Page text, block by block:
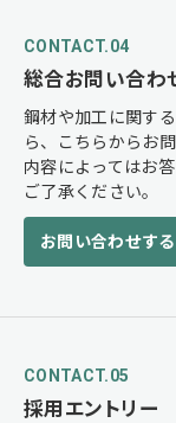
CONTACT.04
総合お問い合わ
鋼材や加工に関す
ら、こちらからお
内容によってはお
ご了承ください。
お問い合わせする
CONTACT.05
採用エントリー